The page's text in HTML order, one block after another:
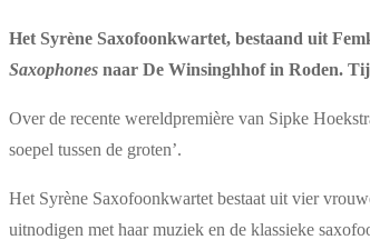
Het Syrène Saxofoonkwartet, bestaand uit
Saxophones naar De Winsinghhof in Roden.
Over de recente wereldpremière van Sipke
soepel tussen de groten’.
Het Syrène Saxofoonkwartet bestaat uit vier
uitnodigen met haar muziek en de klassieke